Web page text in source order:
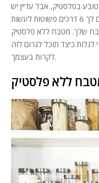
בפלסטיק, אבל עדיין יש
תקווה. אז אל תתייאשו! אנו נותנים לך 6 דרכים פשוטות לעשות
שלך. מטבח ללא פלסטיק
כיצד תוכל לגרום לזה
לקרות בעצמך.